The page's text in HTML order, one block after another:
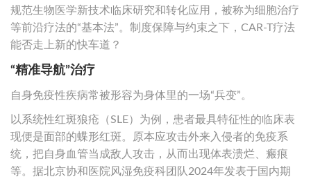
规范生物医学新技术临床研究和转化应用，被称为细胞治疗
等前沿疗法的“基本法”。制度保障与约束之下，CAR-T疗法
能否走上新的快车道？
“精准导航”治疗
自身免疫性疾病常被形容为身体里的一场“兵变”。
以系统性红斑狼疮（SLE）为例，患者最具特征性的临床表
现便是面部的蝶形红斑。原本应攻击外来入侵者的免疫系
统，把自身血管当成敌人攻击，从而出现体表溃烂、瘢痕
等。据北京协和医院风湿免疫科团队2024年发表于国内期